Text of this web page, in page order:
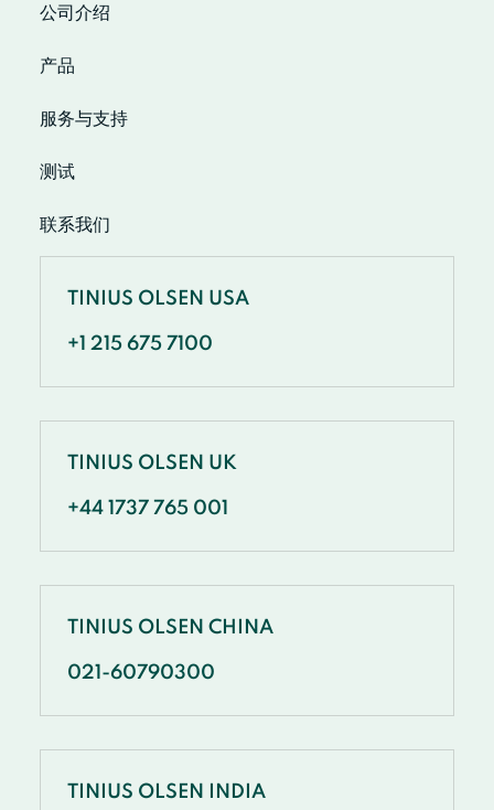
公司介绍
产品
服务与支持
测试
联系我们
TINIUS OLSEN USA
+1 215 675 7100
TINIUS OLSEN UK
+44 1737 765 001
TINIUS OLSEN CHINA
021-60790300
TINIUS OLSEN INDIA